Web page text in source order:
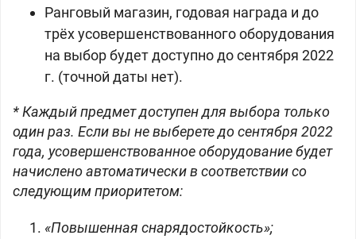
Ранговый магазин, годовая награда и до
трёх усовершенствованного оборудования
на выбор будет доступно до сентября 2022
г. (точной даты нет).
* Каждый предмет доступен для выбора только
один раз. Если вы не выберете до сентября 2022
года, усовершенствованное оборудование будет
начислено автоматически в соответствии со
следующим приоритетом:
«Повышенная снарядостойкость»;